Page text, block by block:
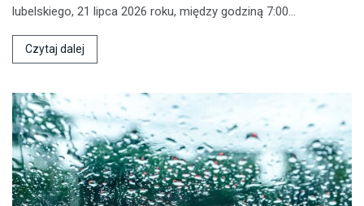
lubelskiego, 21 lipca 2026 roku, między godziną 7:00…
Czytaj dalej